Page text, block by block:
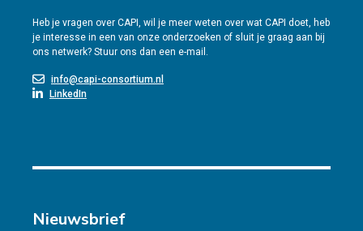
Heb je vragen over CAPI, wil je meer weten over wat CAPI doet, heb
je interesse in een van onze onderzoeken of sluit je graag aan bij
ons netwerk? Stuur ons dan een e-mail.
info@capi-consortium.nl
LinkedIn
Nieuwsbrief